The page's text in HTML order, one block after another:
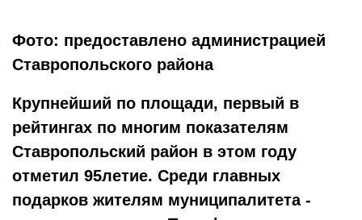
Фото: предоставлено администрацией
Ставропольского района
Крупнейший по площади, первый в
рейтингах по многим показателям
Ставропольский район в этом году
отметил 95­летие. Среди главных
подарков жителям муниципалитета ­